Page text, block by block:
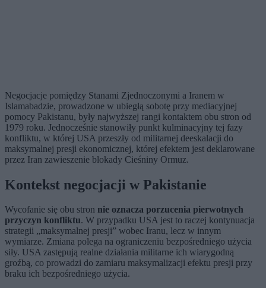
Negocjacje pomiędzy Stanami Zjednoczonymi a Iranem w
Islamabadzie, prowadzone w ubiegłą sobotę przy mediacyjnej
pomocy Pakistanu, były najwyższej rangi kontaktem obu stron od
1979 roku. Jednocześnie stanowiły punkt kulminacyjny tej fazy
konfliktu, w której USA przeszły od militarnej deeskalacji do
maksymalnej presji ekonomicznej, której efektem jest deklarowane
przez Iran zawieszenie blokady Cieśniny Ormuz.
Kontekst negocjacji w Pakistanie
Wycofanie się obu stron nie oznacza porzucenia pierwotnych
przyczyn konfliktu. W przypadku USA jest to raczej kontynuacja
strategii „maksymalnej presji” wobec Iranu, lecz w innym
wymiarze. Zmiana polega na ograniczeniu bezpośredniego użycia
siły. USA zastępują realne działania militarne ich wiarygodną
groźbą, co prowadzi do zamiaru maksymalizacji efektu presji przy
braku ich bezpośredniego użycia.